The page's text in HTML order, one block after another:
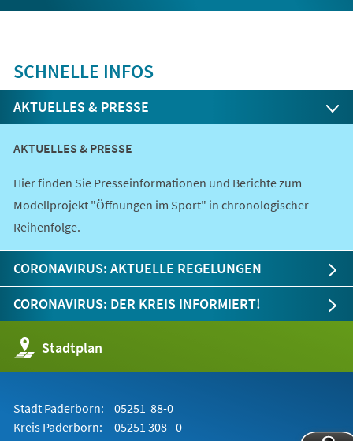
SCHNELLE INFOS
AKTUELLES & PRESSE
AKTUELLES & PRESSE
Hier finden Sie Presseinformationen und Berichte zum
Modellprojekt "Öffnungen im Sport" in chronologischer
Reihenfolge.
CORONAVIRUS: AKTUELLE REGELUNGEN
CORONAVIRUS: DER KREIS INFORMIERT!
Stadtplan
(Öffnet
in
einem
Tab)
Stadt Paderborn:
05251 88-0
Kreis Paderborn:
05251 308 - 0